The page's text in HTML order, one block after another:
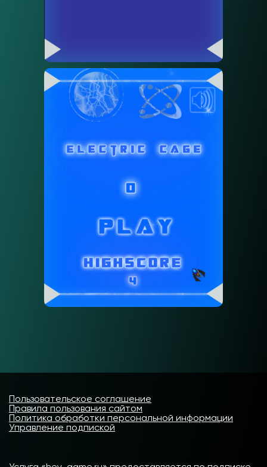
Пользовательское соглашение
Правила пользования сайтом
Политика обработки персональной информации
Управление подпиской